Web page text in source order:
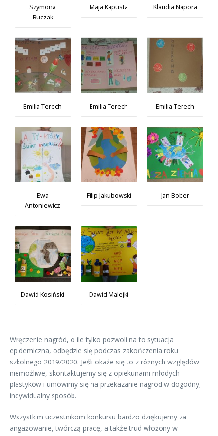
Szymona
Buczak
Maja Kapusta Klaudia Napora
Emilia Terech Emilia Terech Emilia Terech
Ewa
Antoniewicz
Filip Jakubowski Jan Bober
Dawid Kosiński Dawid Malejki
Wręczenie nagród, o ile tylko pozwoli na to sytuacja
epidemiczna, odbędzie się podczas zakończenia roku
szkolnego 2019/2020. Jeśli okaże się to z różnych względów
niemożliwe, skontaktujemy się z opiekunami młodych
plastyków i umówimy się na przekazanie nagród w dogodny,
indywidualny sposób.
Wszystkim uczestnikom konkursu bardzo dziękujemy za
angażowanie, twórczą pracę, a także trud włożony w